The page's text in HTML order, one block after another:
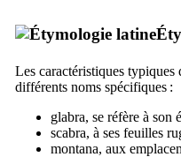
Les caractéristiques typiques
différents noms spécifiques :
glabra, se réfère à son
scabra, à ses feuilles
montana, aux